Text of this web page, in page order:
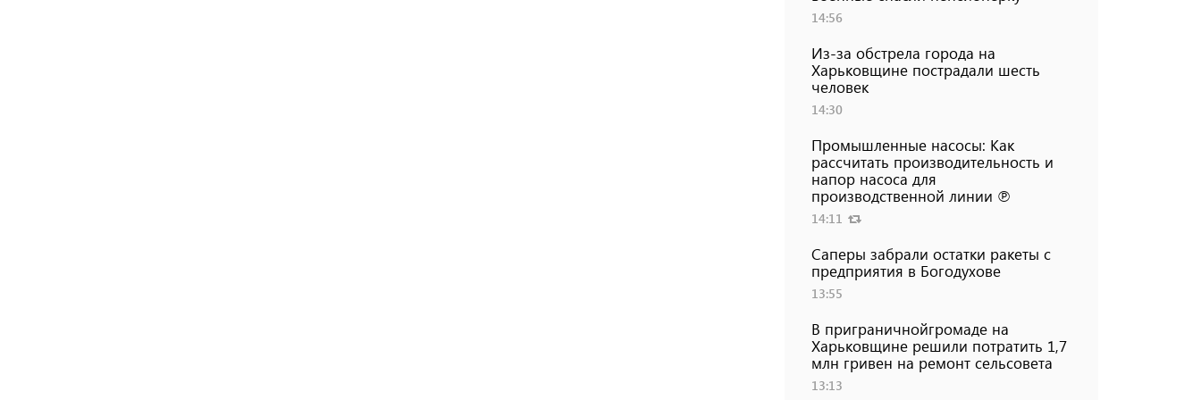
14:56
Из-за обстрела города на
Харьковщине пострадали шесть
человек
14:30
Промышленные насосы: Как
рассчитать производительность и
напор насоса для
производственной линии ℗
14:11
Саперы забрали остатки ракеты с
предприятия в Богодухове
13:55
В приграничнойгромаде на
Харьковщине решили потратить 1,7
млн ​​гривен на ремонт сельсовета
13:13